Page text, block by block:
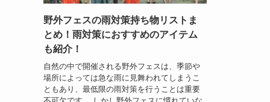
野外フェスの雨対策持ち物リストま
とめ！雨対策におすすめのアイテム
も紹介！
自然の中で開催される野外フェスは、季節や
場所によっては急な雨に見舞われてしまうこ
ともあり、最低限の雨対策を行うことは重要